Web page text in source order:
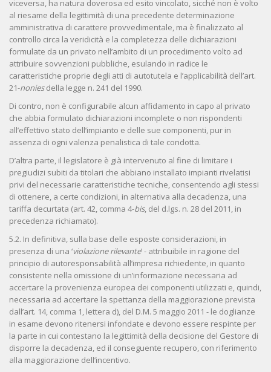
viceversa, ha natura doverosa ed esito vincolato, sicché non è volto
al riesame della legittimità di una precedente determinazione
amministrativa di carattere provvedimentale, ma è finalizzato al
controllo circa la veridicità e la completezza delle dichiarazioni
formulate da un privato nell’ambito di un procedimento volto ad
attribuire sovvenzioni pubbliche, esulando in radice le
caratteristiche proprie degli atti di autotutela e l’applicabilità dell’art.
21-noniesdella legge n. 241 del 1990.
Di contro, non è configurabile alcun affidamento in capo al privato
che abbia formulato dichiarazioni incomplete o non rispondenti
all’effettivo stato dell’impianto e delle sue componenti, pur in
assenza di ogni valenza penalistica di tale condotta.
D’altra parte, il legislatore è già intervenuto al fine di limitare i
pregiudizi subiti da titolari che abbiano installato impianti rivelatisi
privi del necessarie caratteristiche tecniche, consentendo agli stessi
di ottenere, a certe condizioni, in alternativa alla decadenza, una
tariffa decurtata (art. 42, comma 4-bis, del d.lgs. n. 28 del 2011, in
precedenza richiamato).
5.2. In definitiva, sulla base delle esposte considerazioni, in
presenza di una ‘violazione rilevante’ - attribuibile in ragione del
principio di autoresponsabilità all’impresa richiedente, in quanto
consistente nella omissione di un’informazione necessaria ad
accertare la provenienza europea dei componenti utilizzati e, quindi,
necessaria ad accertare la spettanza della maggiorazione prevista
dall’art. 14, comma 1, lettera d), del D.M. 5 maggio 2011 - le doglianze
in esame devono ritenersi infondate e devono essere respinte per
la parte in cui contestano la legittimità della decisione del Gestore di
disporre la decadenza, ed il conseguente recupero, con riferimento
alla maggiorazione dell’incentivo.